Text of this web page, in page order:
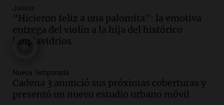
coberturas y presentó un nuevo estudio
urbano móvil
Juntos
Episodios
memoria y justicia
Noticias Rosario
Episodios
Juntos
"Hicieron feliz a una palomita": la emotiva
entrega del violín a la hija del histórico
limpiavidrios
Nueva Temporada
Cadena 3 anunció sus próximas coberturas y
presentó un nuevo estudio urbano móvil